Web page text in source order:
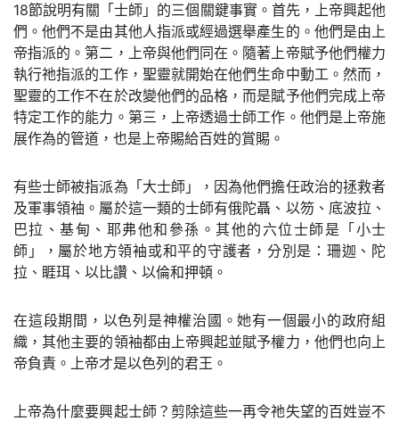
18節說明有關「士師」的三個關鍵事實。首先，上帝興起他
們。他們不是由其他人指派或經過選舉產生的。他們是由上
帝指派的。第二，上帝與他們同在。隨著上帝賦予他們權力
執行祂指派的工作，聖靈就開始在他們生命中動工。然而，
聖靈的工作不在於改變他們的品格，而是賦予他們完成上帝
特定工作的能力。第三，上帝透過士師工作。他們是上帝施
展作為的管道，也是上帝賜給百姓的賞賜。
有些士師被指派為「大士師」，因為他們擔任政治的拯救者
及軍事領袖。屬於這一類的士師有俄陀聶、以笏、底波拉、
巴拉、基甸、耶弗他和參孫。其他的六位士師是「小士
師」，屬於地方領袖或和平的守護者，分別是：珊迦、陀
拉、睚珥、以比讚、以倫和押頓。
在這段期間，以色列是神權治國。她有一個最小的政府組
織，其他主要的領袖都由上帝興起並賦予權力，他們也向上
帝負責。上帝才是以色列的君王。
上帝為什麼要興起士師？剪除這些一再令祂失望的百姓豈不